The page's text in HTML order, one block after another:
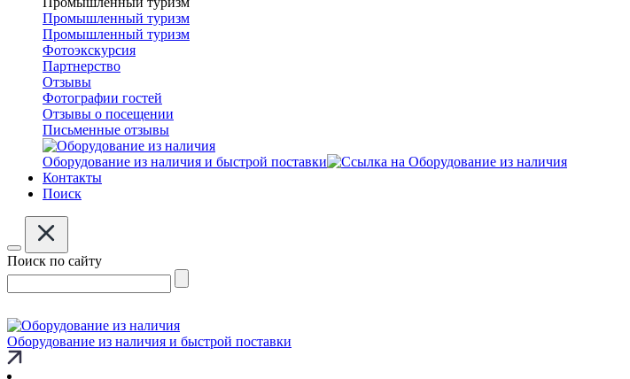
Промышленный туризм
Промышленный туризм
Фотоэкскурсия
Партнерство
Отзывы
Фотографии гостей
Отзывы о посещении
Письменные отзывы
Оборудование из наличия и быстрой поставки
Контакты
Поиск
Поиск по сайту
Оборудование из наличия и быстрой поставки